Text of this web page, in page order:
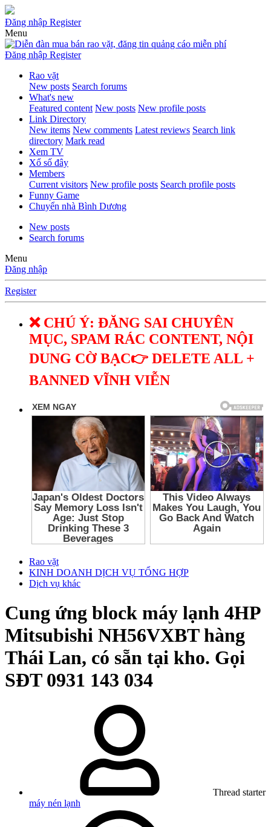
Đăng nhập Register
Menu
Đăng nhập Register
Rao vặt
New posts Search forums
What's new
Featured content New posts New profile posts
Link Directory
New items New comments Latest reviews Search link
directory Mark read
Xem TV
Xổ số đây
Members
Current visitors New profile posts Search profile posts
Funny Game
Chuyển nhà Bình Dương
New posts
Search forums
Menu
Đăng nhập
Register
❌ CHÚ Ý: ĐĂNG SAI CHUYÊN
MỤC, SPAM RÁC CONTENT, NỘI
DUNG CỜ BẠC👉 DELETE ALL +
BANNED VĨNH VIỄN
Rao vặt
KINH DOANH DỊCH VỤ TỔNG HỢP
Dịch vụ khác
Cung ứng block máy lạnh 4HP
Mitsubishi NH56VXBT hàng
Thái Lan, có sẵn tại kho. Gọi
SĐT 0931 143 034
Thread starter
máy nén lạnh